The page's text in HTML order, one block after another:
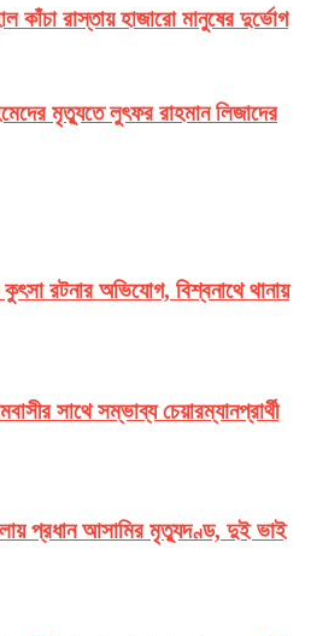
কাঁচা রাস্তায় হাজারো মানুষের দুর্ভোগ
মৃত্যুতে লুৎফর রাহমান লিজাদের
রটনার অভিযোগ, বিশ্বনাথে থানায়
সাথে সম্ভাব্য চেয়ারম্যানপ্রার্থী
প্রধান আসামির মৃত্যুদণ্ড, দুই ভাই